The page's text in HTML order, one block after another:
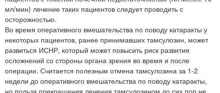
мл/мин) лечение таких пациентов следует проводить с
осторожностью.
Во время оперативного вмешательства по поводу катаракты у
некоторых пациентов, ранее принимавших тамсулозин, может
развиться ИСНР, который может повысить риск развития
осложнений со стороны органа зрения во время и после
операции. Считается полезным отмена тамсулозина за 1-2
недели до оперативного вмешательства по поводу катаракты,